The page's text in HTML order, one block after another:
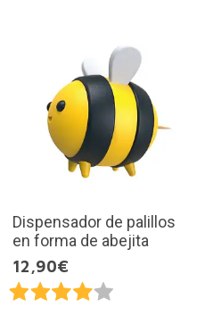
Dispensador de palillos
en forma de abejita
12,90€